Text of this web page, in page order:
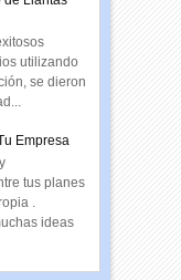
utilizando
se dieron
Empresa
tus planes
.
ideas